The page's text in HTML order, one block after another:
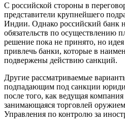
С российской стороны в
представители крупнейшего
Индии. Однако российский банк
обязательств по осуществлению
решение пока не принято, но
привлечь банки, которые в
подвержены действию санкций.
Другие рассматриваемые
подпадающим под санкции
после того, как ведущая
занимающаяся торговлей
Управления по контролю за